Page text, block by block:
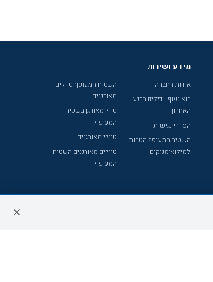
מידע ושירות
אודות החברה
בוא נעוף - דילים ברגע
האחרון
הסדרי נגישות
השטיח המעופף הטבות
למילואימניקים
השטיח המעופף טיולים
מאורגנים
טיול מאורגן בשטיח
המעופף
טיולי מאורגנים
טיולים מאורגנים השטיח
המעופף